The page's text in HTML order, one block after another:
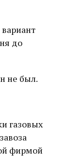
до
не был.
газовых
фирмой